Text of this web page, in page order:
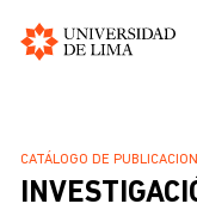
contenido
principal
SOBRESCRIBIR
ENLACES
CATÁLOGO DE